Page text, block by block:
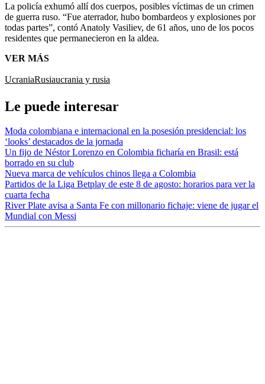
La policía exhumó allí dos cuerpos, posibles víctimas de un crimen
de guerra ruso. “Fue aterrador, hubo bombardeos y explosiones por
todas partes”, contó Anatoly Vasiliev, de 61 años, uno de los pocos
residentes que permanecieron en la aldea.
VER MÁS
UcraniaRusiaucrania y rusia
Le puede interesar
Moda colombiana e internacional en la posesión presidencial: los
‘looks’ destacados de la jornada
Un fijo de Néstor Lorenzo en Colombia ficharía en Brasil: está
borrado en su club
Nueva marca de vehículos chinos llega a Colombia
Partidos de la Liga Betplay de este 8 de agosto: horarios para ver la
cuarta fecha
River Plate avisa a Santa Fe con millonario fichaje: viene de jugar el
Mundial con Messi